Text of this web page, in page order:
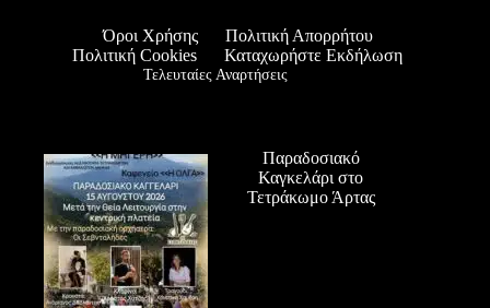
Όροι Χρήσης
Πολιτική Απορρήτου
Πολιτική Cookies
Καταχωρήστε Εκδήλωση
Τελευταίες Αναρτήσεις
Παραδοσιακό
Καγκελάρι στο
Τετράκωμο Άρτας